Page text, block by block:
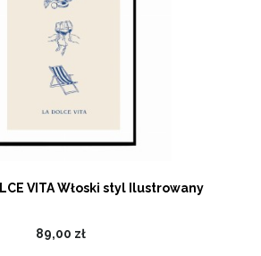
VITA Włoski styl Ilustrowany
89,00 zł